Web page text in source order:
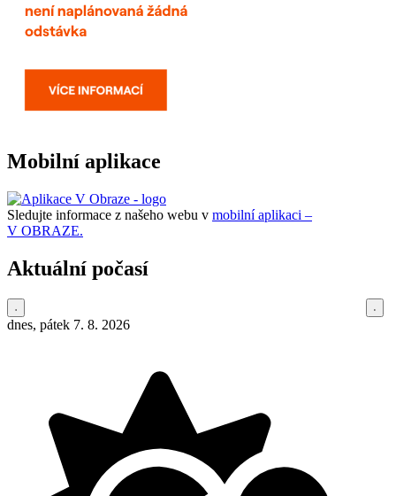
Mobilní aplikace
Sledujte informace z našeho webu v mobilní aplikaci –
V OBRAZE.
Aktuální počasí
dnes, pátek 7. 8. 2026